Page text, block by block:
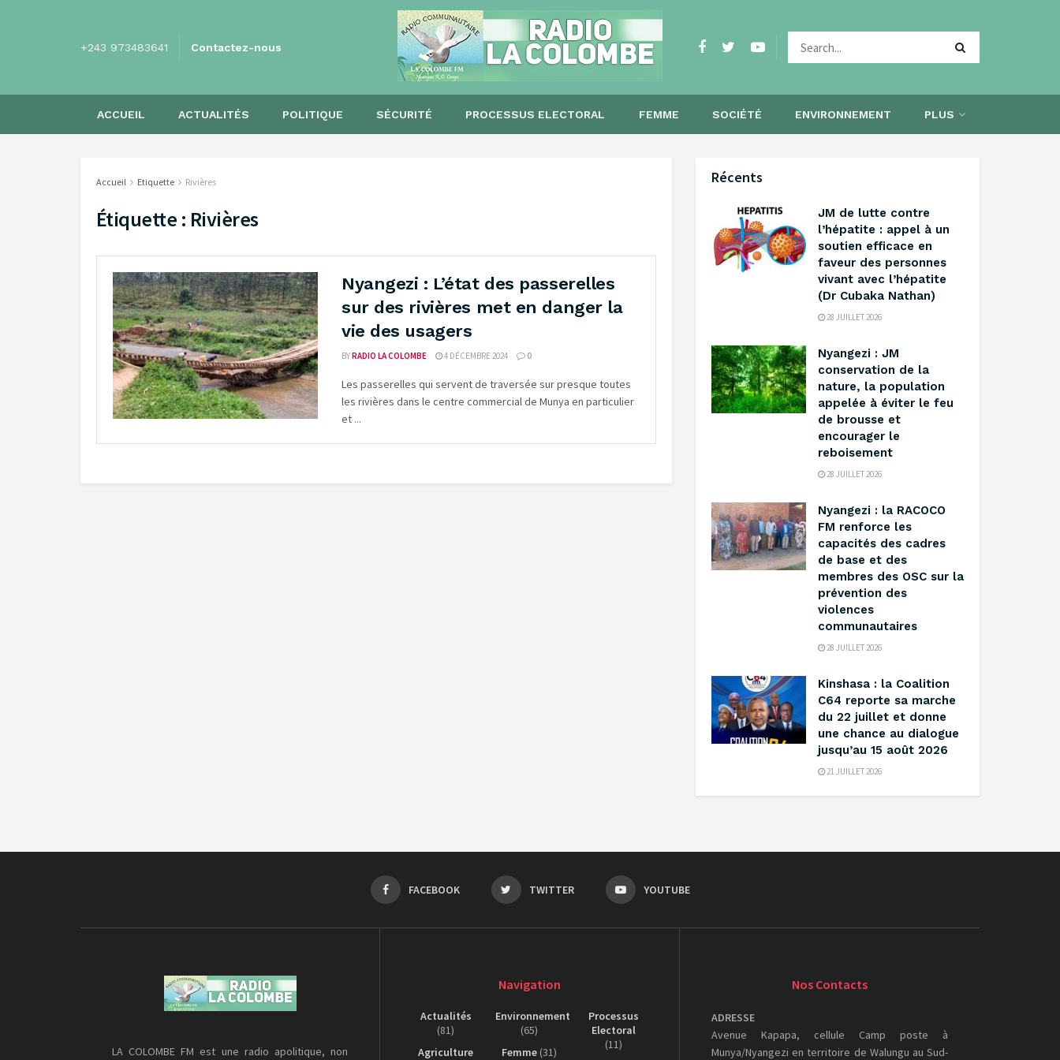
+243 973483641 Contactez-nous
ACCUEIL ACTUALITÉS POLITIQUE SÉCURITÉ PROCESSUS ELECTORAL FEMME SOCIÉTÉ ENVIRONNEMENT PLUS
Accueil Etiquette Rivières
Étiquette : Rivières
Nyangezi : L’état des passerelles
sur des rivières met en danger la
vie des usagers
BYRADIO LA COLOMBE 4 DÉCEMBRE 2024 0
Les passerelles qui servent de traversée sur presque toutes
les rivières dans le centre commercial de Munya en particulier
et ...
Récents
‎JM de lutte contre
l’hépatite : appel à un
soutien efficace en
faveur des personnes
vivant avec l’hépatite
(Dr Cubaka Nathan)
28 JUILLET 2026
‎Nyangezi : JM
conservation de la
nature, la population
appelée à éviter le feu
de brousse et
encourager le
reboisement ‎
28 JUILLET 2026
‎Nyangezi : la RACOCO
FM renforce les
capacités des cadres
de base et des
membres des OSC sur la
prévention des
violences
communautaires ‎
28 JUILLET 2026
Kinshasa : la Coalition
C64 reporte sa marche
du 22 juillet et donne
une chance au dialogue
jusqu’au 15 août 2026
21 JUILLET 2026
FACEBOOK TWITTER YOUTUBE
LA COLOMBE FM est une radio apolitique, non
Navigation
Actualités
(81)
Agriculture
Environnement
(65)
Femme (31)
Processus
Electoral
(11)
Nos Contacts
ADRESSE
Avenue Kapapa, cellule Camp poste à
Munya/Nyangezi en territoire de Walungu au Sud-